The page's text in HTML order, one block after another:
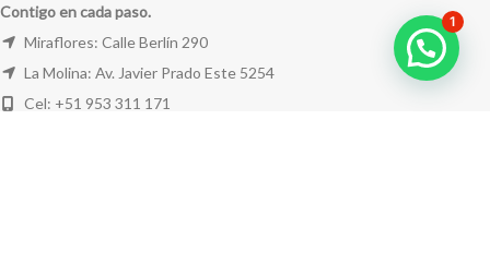
Contigo en cada paso.
Miraflores: Calle Berlín 290
La Molina: Av. Javier Prado Este 5254
Cel: +51 953 311 171
1